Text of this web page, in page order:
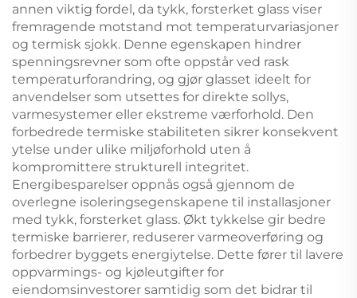
annen viktig fordel, da tykk, forsterket glass viser
fremragende motstand mot temperaturvariasjoner
og termisk sjokk. Denne egenskapen hindrer
spenningsrevner som ofte oppstår ved rask
temperaturforandring, og gjør glasset ideelt for
anvendelser som utsettes for direkte sollys,
varmesystemer eller ekstreme værforhold. Den
forbedrede termiske stabiliteten sikrer konsekvent
ytelse under ulike miljøforhold uten å
kompromittere strukturell integritet.
Energibesparelser oppnås også gjennom de
overlegne isoleringsegenskapene til installasjoner
med tykk, forsterket glass. Økt tykkelse gir bedre
termiske barrierer, reduserer varmeoverføring og
forbedrer byggets energiytelse. Dette fører til lavere
oppvarmings- og kjøleutgifter for
eiendomsinvestorer samtidig som det bidrar til